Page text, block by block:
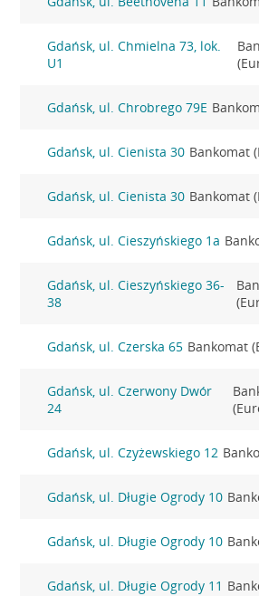
Gdańsk, ul. Chmielna 73, lok.
U1
Gdańsk, ul. Chrobrego 79E
Gdańsk, ul. Cienista 30 Bankomat
Gdańsk, ul. Cienista 30 Bankomat
Gdańsk, ul. Cieszyńskiego 1a
Gdańsk, ul. Cieszyńskiego 36-
38
Gdańsk, ul. Czerska 65 Bankomat
Gdańsk, ul. Czerwony Dwór
24
Gdańsk, ul. Czyżewskiego 12
Gdańsk, ul. Długie Ogrody 10
Gdańsk, ul. Długie Ogrody 10
Gdańsk, ul. Długie Ogrody 11